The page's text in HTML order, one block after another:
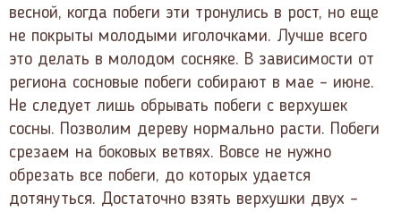
весной, когда побеги эти тронулись в рост, но еще
не покрыты молодыми иголочками. Лучше всего
это делать в молодом сосняке. В зависимости от
региона сосновые побеги собирают в мае – июне.
Не следует лишь обрывать побеги с верхушек
сосны. Позволим дереву нормально расти. Побеги
срезаем на боковых ветвях. Вовсе не нужно
обрезать все побеги, до которых удается
дотянуться. Достаточно взять верхушки двух –